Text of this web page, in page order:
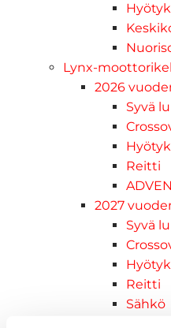
Lynx-
2026
Syvä
Reitti
2027
Syvä
Reitti
Sähkö